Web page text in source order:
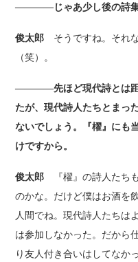
――――じゃあ少し後の詩集
俊太郎 そうですね。それ
（笑）。
――――先ほど現代詩とは距
たが、現代詩人たちとまっ
ないでしょう。『櫂』にも
けですから。
俊太郎 『櫂』の詩人たち
のかな。だけど僕はお酒を
人間でね。現代詩人たちは
は参加しなかった。だから
り友人付き合いはしてなか